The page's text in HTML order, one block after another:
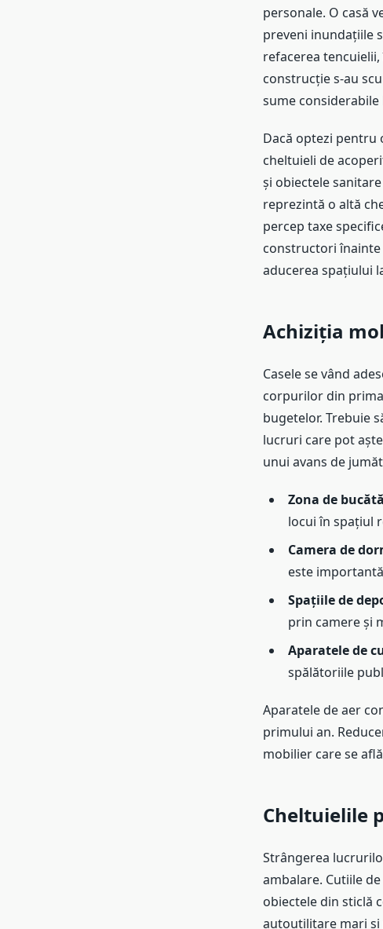
personale. O casă
preveni inundațiile
refacerea
construcție s-au
sume
Dacă optezi pentru
cheltuieli de
și obiectele
reprezintă o altă
percep taxe
constructori înainte
aducerea spațiului
Achiziția
Casele se vând
corpurilor din
bugetelor. Trebuie
lucruri care pot
unui avans de
Zona de
locui în spațiul
Camera de
este
Spațiile de
prin camere și
Aparatele de
spălătoriile
Aparatele de aer
primului an.
mobilier care se
Cheltuielile
Strângerea
ambalare. Cutiile
obiectele din sticlă
autoutilitare mari și